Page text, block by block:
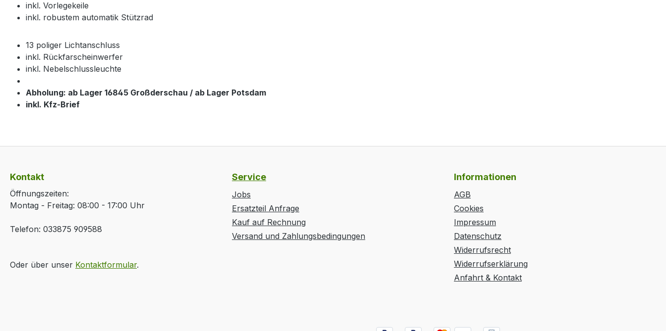
inkl. Vorlegekeile
inkl. robustem automatik Stützrad
13 poliger Lichtanschluss
inkl. Rückfarscheinwerfer
inkl. Nebelschlussleuchte
Abholung: ab Lager 16845 Großderschau / ab Lager Potsdam
inkl. Kfz-Brief
Kontakt
Öffnungszeiten:
Montag - Freitag: 08:00 - 17:00 Uhr
Telefon: 033875 909588
Oder über unser Kontaktformular.
Service
Jobs
Ersatzteil Anfrage
Kauf auf Rechnung
Versand und Zahlungsbedingungen
Informationen
AGB
Cookies
Impressum
Datenschutz
Widerrufsrecht
Widerrufserklärung
Anfahrt & Kontakt